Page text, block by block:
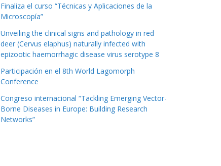
Finaliza el curso “Técnicas y Aplicaciones de la
Microscopía”
Unveiling the clinical signs and pathology in red
deer (Cervus elaphus) naturally infected with
epizootic haemorrhagic disease virus serotype 8
Participación en el 8th World Lagomorph
Conference
Congreso internacional “Tackling Emerging Vector-
Borne Diseases in Europe: Building Research
Networks”